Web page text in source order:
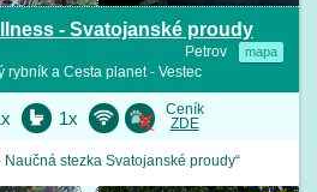
- Svatojanské proudy
Petrov mapa
rybník a Cesta planet - Vestec
1x
Ceník
ZDE
stezka Svatojanské proudy“